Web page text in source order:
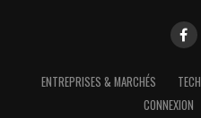
ENTREPRISES & MARCHÉS TECH
CONNEXION